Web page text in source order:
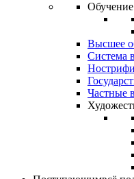
Высшее
Система
Частные